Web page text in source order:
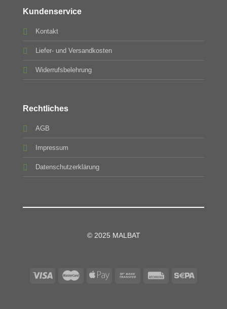
Kundenservice
Kontakt
Liefer- und Versandkosten
Widerrufsbelehrung
Rechtliches
AGB
Impressum
Datenschutzerklärung
© 2025 MALBAT